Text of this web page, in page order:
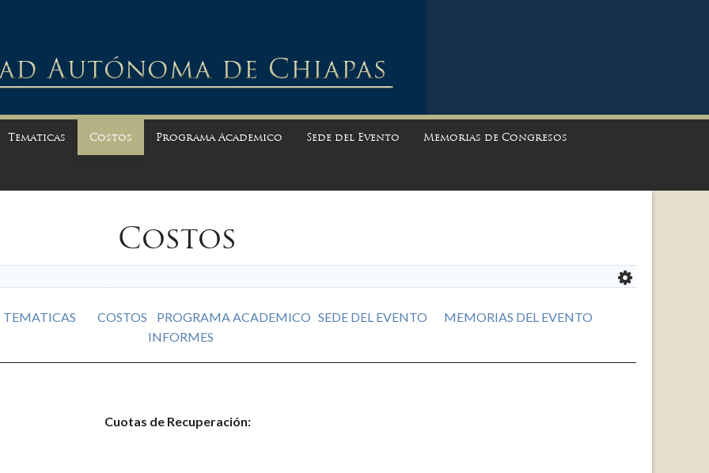
Tematicas Costos Programa Academico Sede del Evento Memorias de Congresos
Costos
TEMATICAS COSTOS PROGRAMA ACADEMICO SEDE DEL EVENTO
MEMORIAS DEL EVENTO
INFORMES
Cuotas de Recuperación: